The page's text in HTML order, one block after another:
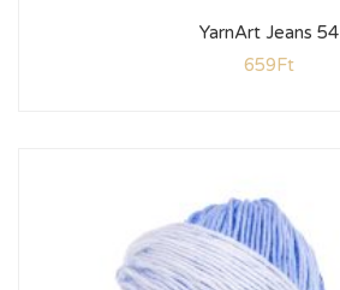
YarnArt Jeans 54
659Ft